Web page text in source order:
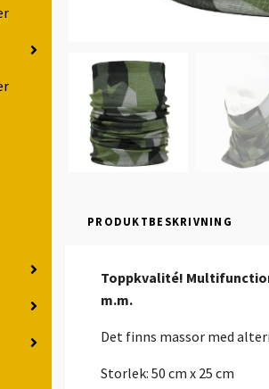
PRODUKTBESKRIVNING
Toppkvalité!
m.m.
Det finns massor med
Storlek: 50 cm x 25 cm